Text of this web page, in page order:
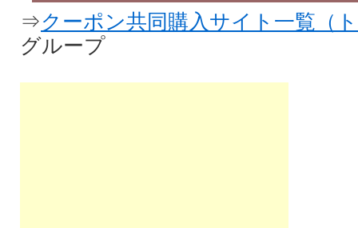
⇒クーポン共同購入サイト一覧（
グループ